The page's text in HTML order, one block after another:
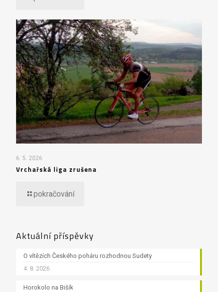
6. 5. 2026
Vrchařská liga zrušena
pokračování
Aktuální příspěvky
O vítězích Českého poháru rozhodnou Sudety
4. 8. 2026
Horokolo na Bišík